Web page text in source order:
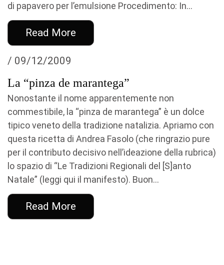
di papavero per l’emulsione Procedimento: In...
Read More
/ 09/12/2009
La “pinza de marantega”
Nonostante il nome apparentemente non
commestibile, la “pinza de marantega” è un dolce
tipico veneto della tradizione natalizia. Apriamo con
questa ricetta di Andrea Fasolo (che ringrazio pure
per il contributo decisivo nell’ideazione della rubrica)
lo spazio di “Le Tradizioni Regionali del [S]anto
Natale” (leggi qui il manifesto). Buon...
Read More